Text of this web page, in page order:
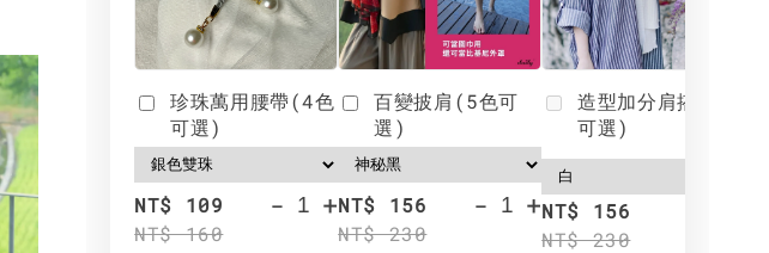
珍珠萬用腰帶(4色
可選)
NT$ 109
NT$ 160
- +
百變披肩(5色可
選)
NT$ 156
NT$ 230
- +
造型加分肩搭(4色
可選)
NT$ 156
NT$ 230